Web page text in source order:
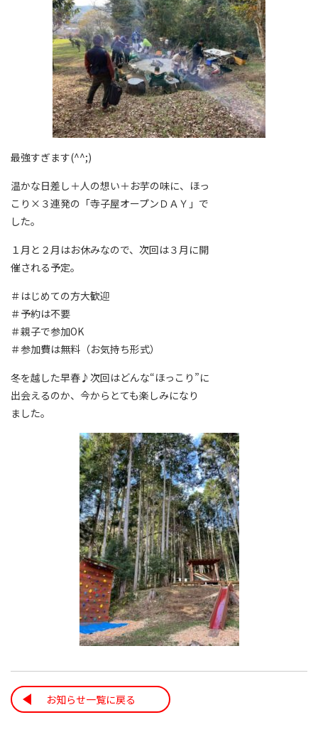
最強すぎます(^^;)
温かな日差し＋人の想い＋お芋の味に、ほっ
こり×３連発の「寺子屋オープンＤＡＹ」で
した。
１月と２月はお休みなので、次回は３月に開
催される予定。
＃はじめての方大歓迎
＃予約は不要
＃親子で参加OK
＃参加費は無料（お気持ち形式）
冬を越した早春♪次回はどんな“ほっこり”に
出会えるのか、今からとても楽しみになり
ました。
お知らせ一覧に戻る